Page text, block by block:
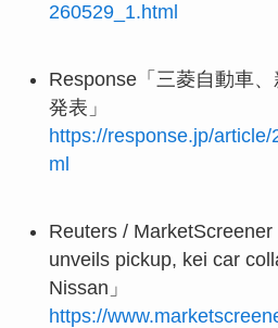
260529_1.html
Response「三菱自動車
発表」
https://response.jp/
ml
Reuters /
unveils pickup, kei car
Nissan」
https://